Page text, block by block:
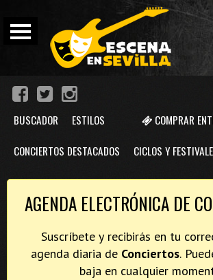
COMPRAR
BUSCADOR ESTILOS
CONCIERTOS DESTACADOS CICLOS Y
AGENDA ELECTRÓNICA DE
Suscríbete y recibirás en tu
agenda diaria de Conciertos.
baja en cualquier